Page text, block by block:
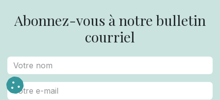
Abonnez-vous à notre bulletin
courriel